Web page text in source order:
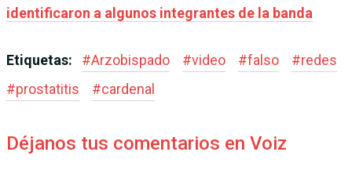
identificaron a algunos integrantes de la banda
Etiquetas: #Arzobispado #video #falso #redes
#prostatitis #cardenal
Déjanos tus comentarios en Voiz